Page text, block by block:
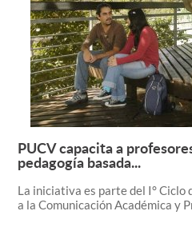
PUCV capacita a
pedagogía basada...
La iniciativa es parte del I° Ciclo
a la Comunicación Académica y